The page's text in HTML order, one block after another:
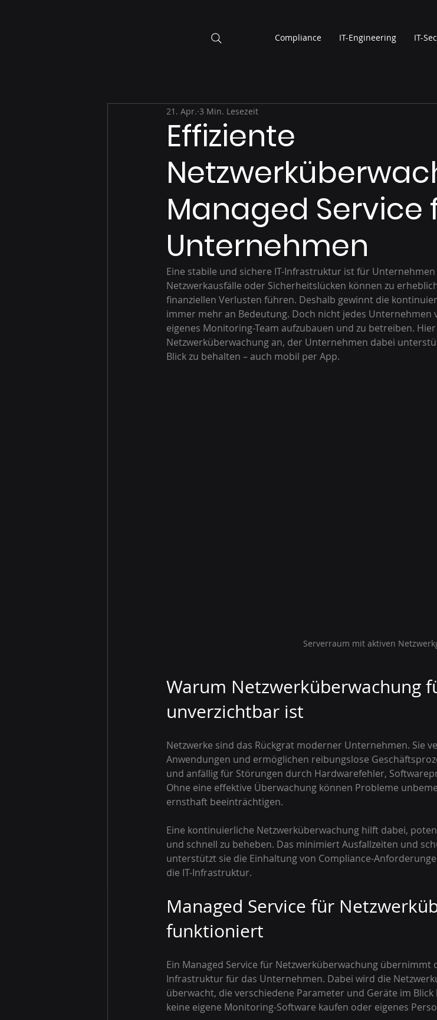
Compliance IT-Engineering IT-
Effiziente
Managed Service
Unternehmen
21. Apr. 3 Min. Lesezeit
Eine stabile und sichere IT-Infrastruktur ist für
Netzwerkausfälle oder Sicherheitslücken können zu
finanziellen Verlusten führen. Deshalb gewinnt die
immer mehr an Bedeutung. Doch nicht jedes Unternehmen
eigenes Monitoring-Team aufzubauen und zu betreiben.
Netzwerküberwachung an, der Unternehmen dabei
Blick zu behalten – auch mobil per App.
Serverraum mit aktiven
Warum Netzwerküberwachung
unverzichtbar ist
Netzwerke sind das Rückgrat moderner Unternehmen. Sie
Anwendungen und ermöglichen reibungslose
und anfällig für Störungen durch Hardwarefehler,
Ohne eine effektive Überwachung können Probleme
ernsthaft beeinträchtigen.
Eine kontinuierliche Netzwerküberwachung hilft dabei,
und schnell zu beheben. Das minimiert Ausfallzeiten und
unterstützt sie die Einhaltung von Compliance-
die IT-Infrastruktur.
Managed Service für
funktioniert
Ein Managed Service für Netzwerküberwachung übernimmt
Infrastruktur für das Unternehmen. Dabei wird die
überwacht, die verschiedene Parameter und Geräte im
keine eigene Monitoring-Software kaufen oder eigenes